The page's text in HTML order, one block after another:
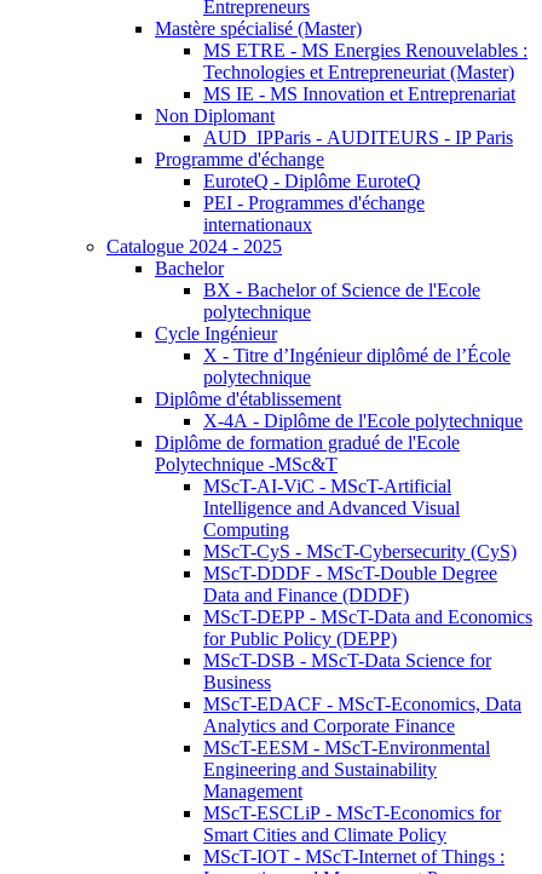
Entrepreneurs
Mastère spécialisé (Master)
MS ETRE - MS Energies Renouvelables :
Technologies et Entrepreneuriat (Master)
MS IE - MS Innovation et Entreprenariat
Non Diplomant
AUD_IPParis - AUDITEURS - IP Paris
Programme d'échange
EuroteQ - Diplôme EuroteQ
PEI - Programmes d'échange
internationaux
Catalogue 2024 - 2025
Bachelor
BX - Bachelor of Science de l'Ecole
polytechnique
Cycle Ingénieur
X - Titre d’Ingénieur diplômé de l’École
polytechnique
Diplôme d'établissement
X-4A - Diplôme de l'Ecole polytechnique
Diplôme de formation gradué de l'Ecole
Polytechnique -MSc&T
MScT-AI-ViC - MScT-Artificial
Intelligence and Advanced Visual
Computing
MScT-CyS - MScT-Cybersecurity (CyS)
MScT-DDDF - MScT-Double Degree
Data and Finance (DDDF)
MScT-DEPP - MScT-Data and Economics
for Public Policy (DEPP)
MScT-DSB - MScT-Data Science for
Business
MScT-EDACF - MScT-Economics, Data
Analytics and Corporate Finance
MScT-EESM - MScT-Environmental
Engineering and Sustainability
Management
MScT-ESCLiP - MScT-Economics for
Smart Cities and Climate Policy
MScT-IOT - MScT-Internet of Things :